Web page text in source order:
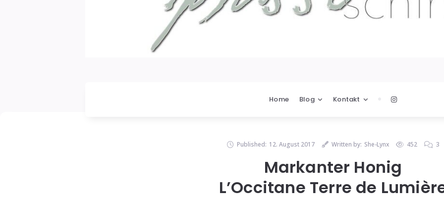
Home Blog Kontakt
Published: 12. August 2017 Written by: She-Lynx 452 3
Markanter Honig
L’Occitane Terre de